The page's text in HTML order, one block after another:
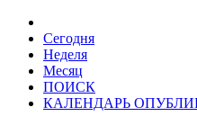
Сегодня
Неделя
Месяц
ПОИСК
КАЛЕНДАРЬ